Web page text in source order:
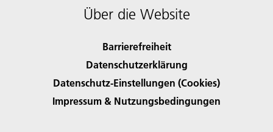
Über die Website
Barrierefreiheit
Datenschutzerklärung
Datenschutz-Einstellungen (Cookies)
Impressum & Nutzungsbedingungen